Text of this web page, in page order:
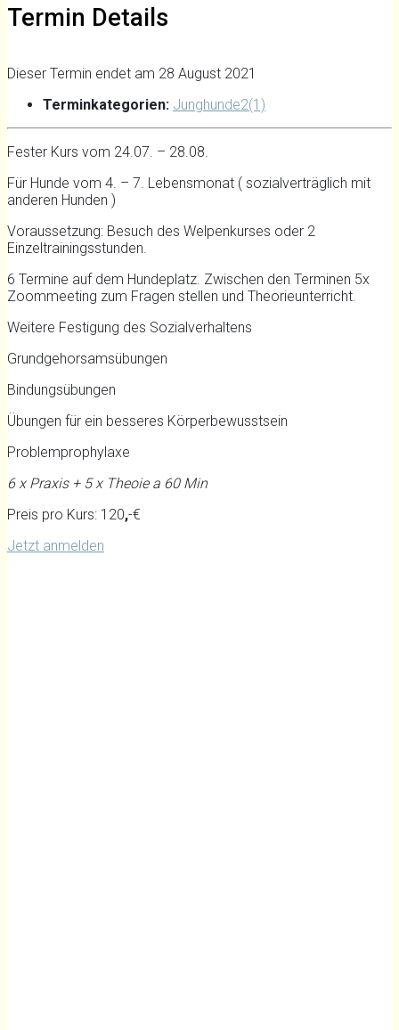
Termin Details
Dieser Termin endet am 28 August 2021
Terminkategorien: Junghunde2(1)
Fester Kurs vom 24.07. – 28.08.
Für Hunde vom 4. – 7. Lebensmonat ( sozialverträglich mit
anderen Hunden )
Voraussetzung: Besuch des Welpenkurses oder 2
Einzeltrainingsstunden.
6 Termine auf dem Hundeplatz. Zwischen den Terminen 5x
Zoommeeting zum Fragen stellen und Theorieunterricht.
Weitere Festigung des Sozialverhaltens
Grundgehorsamsübungen
Bindungsübungen
Übungen für ein besseres Körperbewusstsein
Problemprophylaxe
6 x Praxis + 5 x Theoie a 60 Min
Preis pro Kurs: 120,-€
Jetzt anmelden